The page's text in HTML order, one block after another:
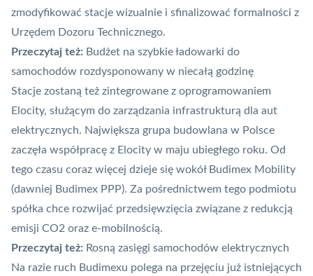
zmodyfikować stacje wizualnie i sfinalizować formalności z
Urzędem Dozoru Technicznego.
Przeczytaj też: Budżet na szybkie ładowarki do
samochodów rozdysponowany w niecałą godzinę
Stacje zostaną też zintegrowane z oprogramowaniem
Elocity, służącym do zarządzania infrastrukturą dla aut
elektrycznych. Największa grupa budowlana w Polsce
zaczęła współpracę z Elocity w maju ubiegłego roku. Od
tego czasu coraz więcej dzieje się wokół Budimex Mobility
(dawniej Budimex PPP). Za pośrednictwem tego podmiotu
spółka chce rozwijać przedsięwzięcia związane z redukcją
emisji CO2 oraz e-mobilnością.
Przeczytaj też: Rosną zasięgi samochodów elektrycznych
Na razie ruch Budimexu polega na przejęciu już istniejących